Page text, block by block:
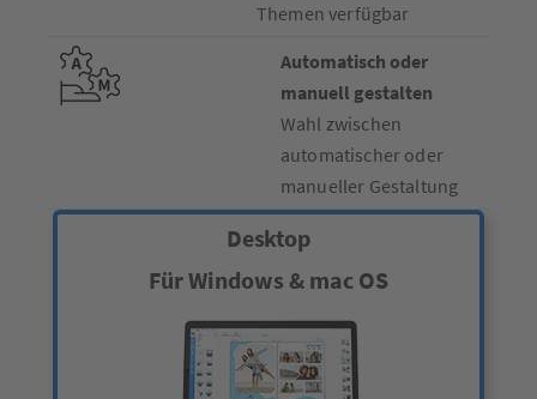
Themen verfügbar
Automatisch oder
manuell gestalten
Wahl zwischen
automatischer oder
manueller Gestaltung
Desktop
Für Windows & mac OS